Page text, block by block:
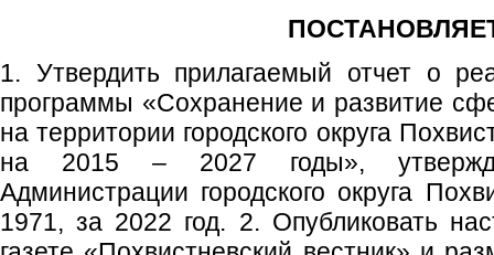
1. Утвердить прилагаемый отчет о
программы «Сохранение и развитие
на территории городского округа
на 2015 – 2027 годы»,
Администрации городского округа
1971, за 2022 год. 2. Опубликовать